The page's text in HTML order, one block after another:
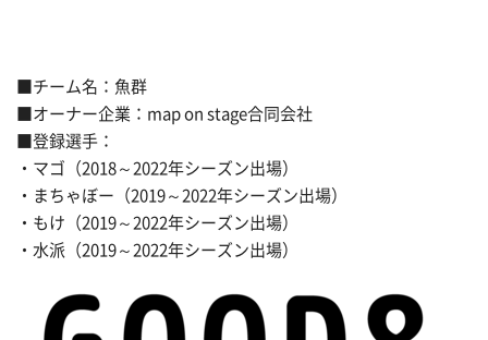
■チーム名：魚群
■オーナー企業：map on stage合同会社
■登録選手：
・マゴ（2018～2022年シーズン出場）
・まちゃぼー（2019～2022年シーズン出場）
・もけ（2019～2022年シーズン出場）
・水派（2019～2022年シーズン出場）